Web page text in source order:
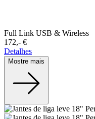
Full Link USB & Wireless
172,-‍ €
Detalhes
Mostre mais